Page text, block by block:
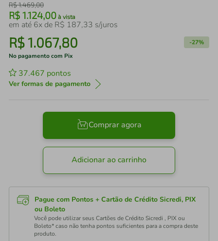
R$1.469,00
R$ 1.124,00 à vista
em até 6x de R$ 187,33 s/juros
R$1.067,80 -27%
No pagamento com Pix
37.467 pontos
Ver formas de pagamento
Comprar agora
Adicionar ao carrinho
Pague com Pontos + Cartão de Crédito Sicredi, PIX
ou Boleto
Você pode utilizar seus Cartões de Crédito Sicredi , PIX ou
Boleto* caso não tenha pontos suficientes para a compra deste
produto.